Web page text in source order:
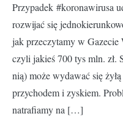
Przypadek #koronawirusa
rozwijać się
jak przeczytamy w
czyli jakieś 700 tys mln. zł.
nią) może wydawać się
przychodem i zyskiem.
natrafiamy na […]